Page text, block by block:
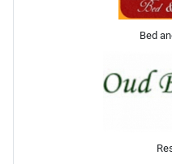
Bed